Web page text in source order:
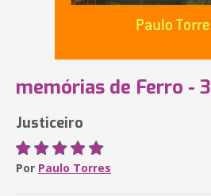
memórias de Ferro - 3
Justiceiro
Por Paulo Torres